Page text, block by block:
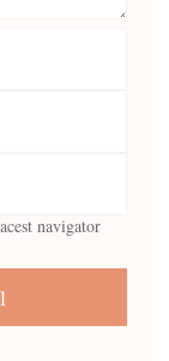
navigator